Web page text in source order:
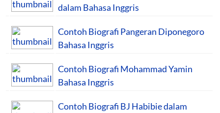
dalam Bahasa Inggris
Contoh Biografi Pangeran Diponegoro
Bahasa Inggris
Contoh Biografi Mohammad Yamin
Bahasa Inggris
Contoh Biografi BJ Habibie dalam